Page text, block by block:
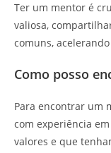
Ter um mentor é
valiosa,
comuns,
Como posso
Para encontrar um
com experiência
valores e que